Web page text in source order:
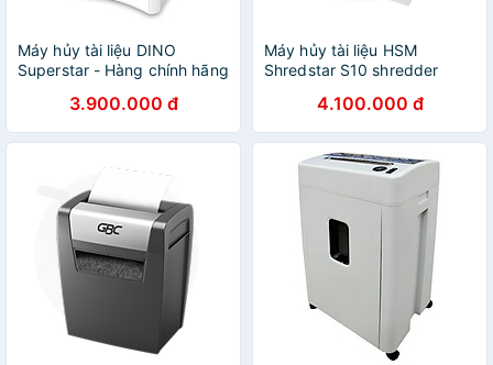
Máy hủy tài liệu DINO
Superstar - Hàng chính hãng
3.900.000 đ
Máy hủy tài liệu HSM
Shredstar S10 shredder
4.100.000 đ